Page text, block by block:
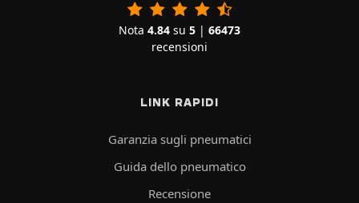
Nota 4.84 su 5 | 66473
recensioni
LINK RAPIDI
Garanzia sugli pneumatici
Guida dello pneumatico
Recensione